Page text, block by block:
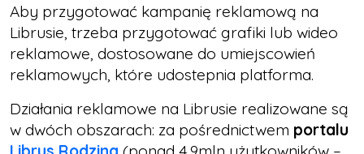
Aby przygotować kampanię reklamową na
Librusie, trzeba przygotować grafiki lub wideo
reklamowe, dostosowane do umiejscowień
reklamowych, które udostepnia platforma.
Działania reklamowe na Librusie realizowane są
w dwóch obszarach: za pośrednictwem portalu